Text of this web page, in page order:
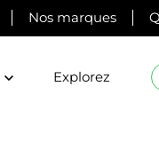
Nos marques
Explorez